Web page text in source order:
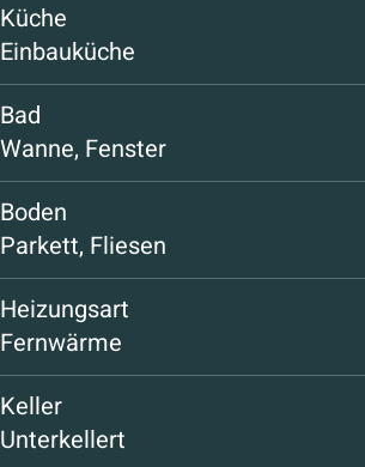
Küche
Einbauküche
Bad
Wanne, Fenster
Boden
Parkett, Fliesen
Heizungsart
Fernwärme
Keller
Unterkellert